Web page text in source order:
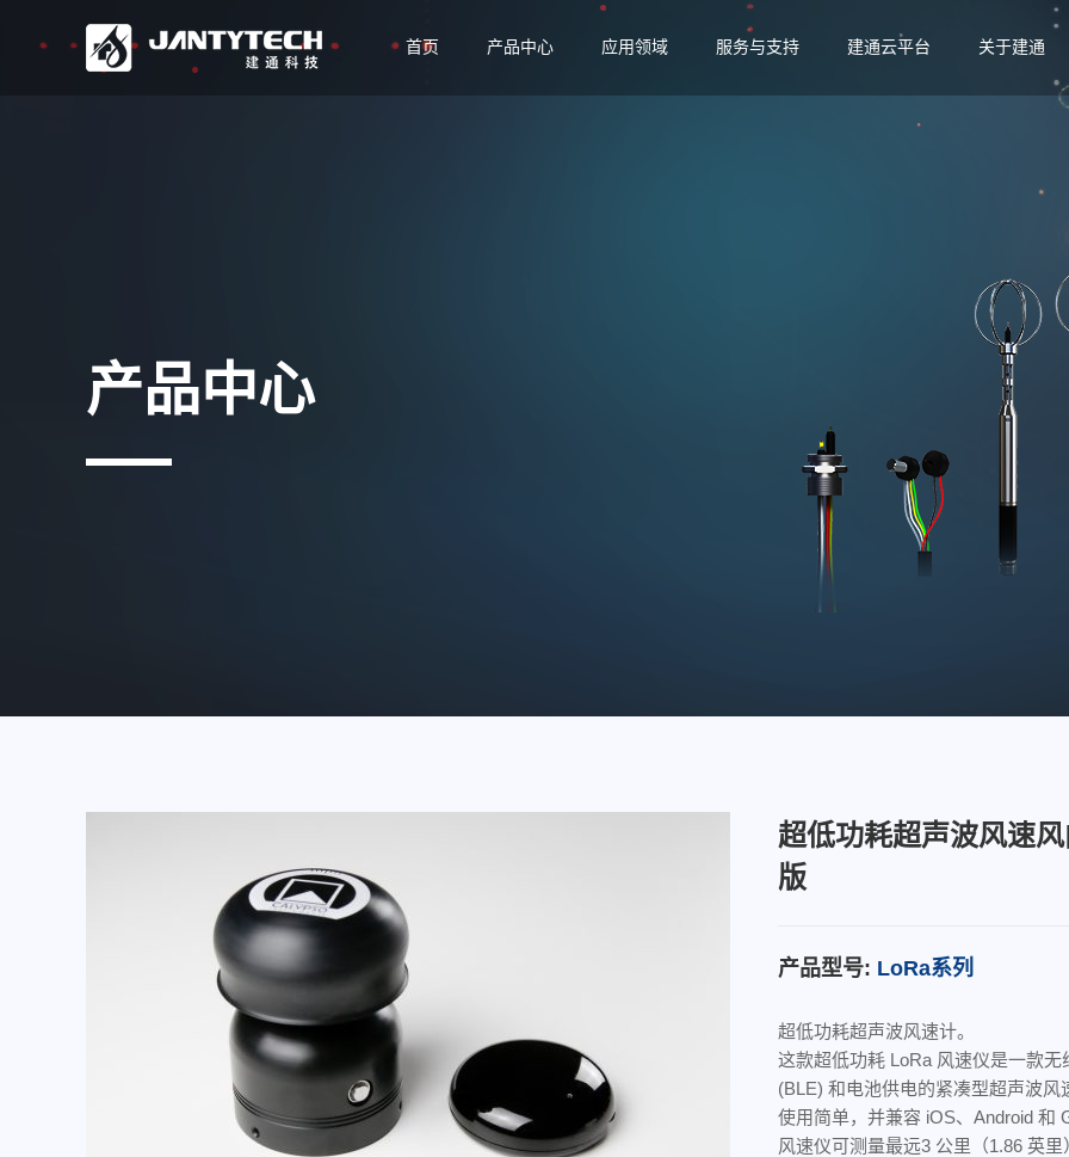
首页 产品中心 应用领域 服务与支持 建通云平台 关于建通
产品中心
超低功耗超声波风速
版
产品型号: LoRa系列
超低功耗超声波风速计。
这款超低功耗 LoRa 风速仪是一款无
(BLE) 和电池供电的紧凑型超声波风
使用简单，并兼容 iOS、Android 和
风速仪可测量最远3 公里（1.86 英